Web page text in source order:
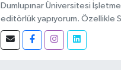
Dumlupınar Üniversitesi
editörlük yapıyorum. Özellikle